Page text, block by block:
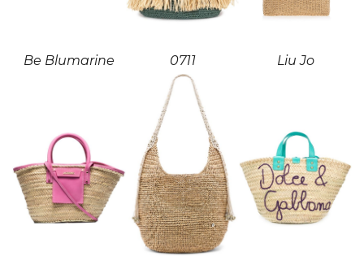
Be Blumarine 0711 Liu Jo